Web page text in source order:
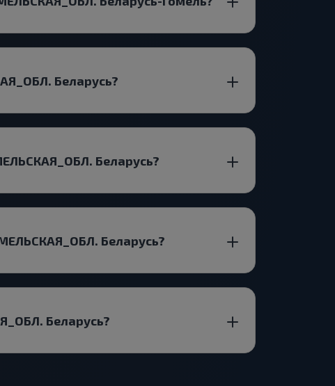
Беларусь?
Беларусь?
Беларусь?
Беларусь?